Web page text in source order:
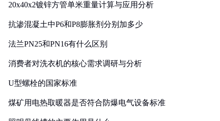
20x40x2镀锌方管单米重量计算与应用分析
抗渗混凝土中P6和P8膨胀剂分别加多少
法兰PN25和PN16有什么区别
消费者对洗衣机的核心需求调研与分析
U型螺栓的国家标准
煤矿用电热取暖器是否符合防爆电气设备标准